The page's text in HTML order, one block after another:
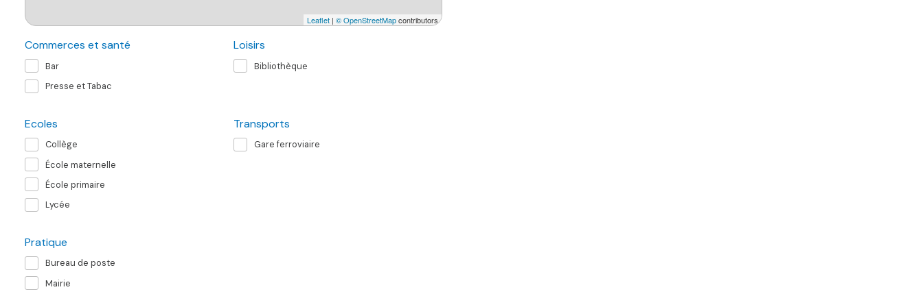
Leaflet | © OpenStreetMapcontributors
Commerces et santé
Bar
Presse et Tabac
Loisirs
Bibliothèque
Ecoles
Collège
École maternelle
École primaire
Lycée
Transports
Gare ferroviaire
Pratique
Bureau de poste
Mairie